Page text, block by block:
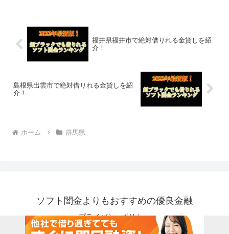
福井県福井市で絶対借りれる金貸しを紹
介！
島根県出雲市で絶対借りれる金貸しを紹
介！
ホーム 群馬県
ソフト闇金よりもおすすめの優良金融
プライバシーポリシー